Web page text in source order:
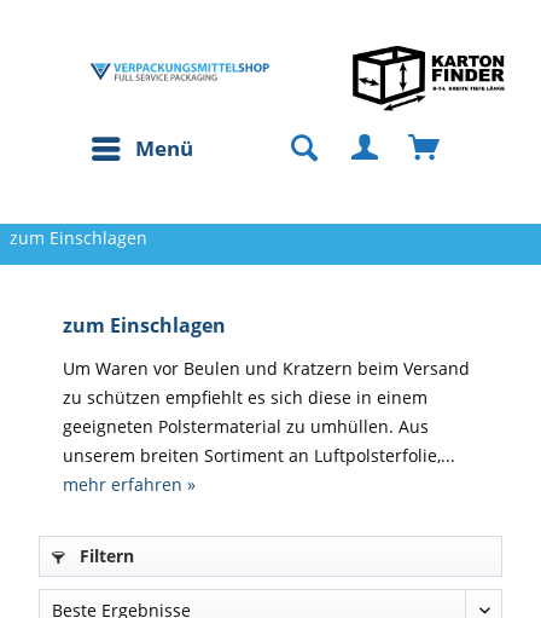
Menü
zum Einschlagen
zum Einschlagen
Um Waren vor Beulen und Kratzern beim Versand
zu schützen empfiehlt es sich diese in einem
geeigneten Polstermaterial zu umhüllen. Aus
unserem breiten Sortiment an Luftpolsterfolie,...
mehr erfahren »
Filtern